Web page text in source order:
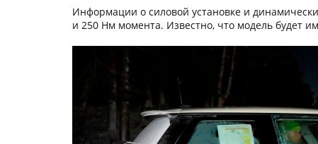
Информации о силовой установке и
и 250 Нм момента. Известно, что модель будет